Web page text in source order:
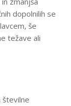
dopolnilih se
še
težave ali
številne